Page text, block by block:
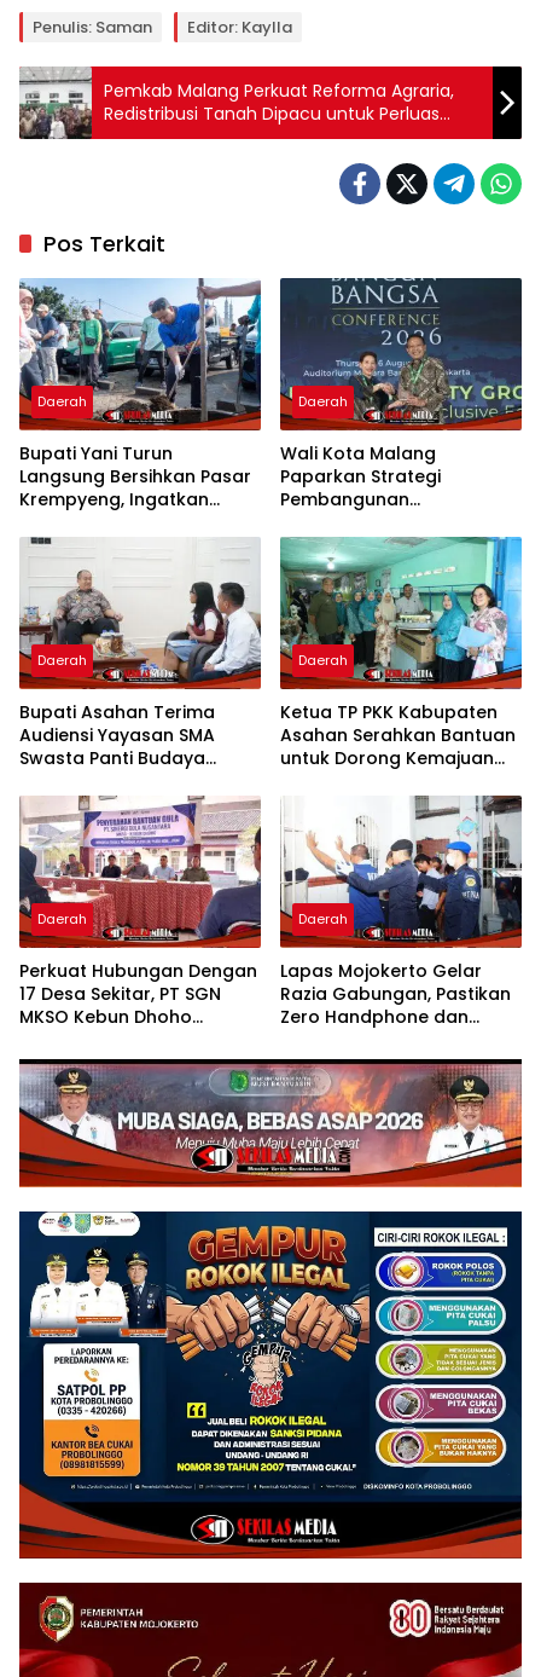
Penulis: Saman Editor: Kaylla
Pemkab Malang Perkuat Reforma Agraria,
Redistribusi Tanah Dipacu untuk Perluas
Akses Kepemilikan Lahan
Pos Terkait
Daerah
Bupati Yani Turun
Langsung Bersihkan Pasar
Krempyeng, Ingatkan
Panjang
Daerah
Wali Kota Malang
Paparkan Strategi
Pembangunan
Nasional CNN Indonesia
Daerah
Bupati Asahan Terima
Audiensi Yayasan SMA
Swasta Panti Budaya
Grace Natalie Sagala
Daerah
Ketua TP PKK Kabupaten
Asahan Serahkan Bantuan
untuk Dorong Kemajuan
Sentang
Daerah
Perkuat Hubungan Dengan
17 Desa Sekitar, PT SGN
MKSO Kebun Dhoho
Gula
Daerah
Lapas Mojokerto Gelar
Razia Gabungan, Pastikan
Zero Handphone dan